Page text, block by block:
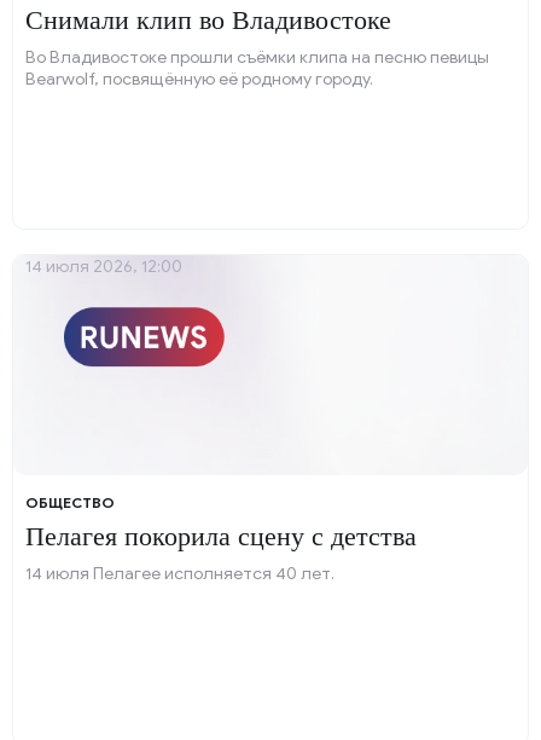
Снимали клип во Владивостоке
Во Владивостоке прошли съёмки клипа на песню певицы
Bearwolf, посвящённую её родному городу.
ОБЩЕСТВО
Пелагея покорила сцену с детства
14 июля Пелагее исполняется 40 лет.
14 июля 2026, 12:00